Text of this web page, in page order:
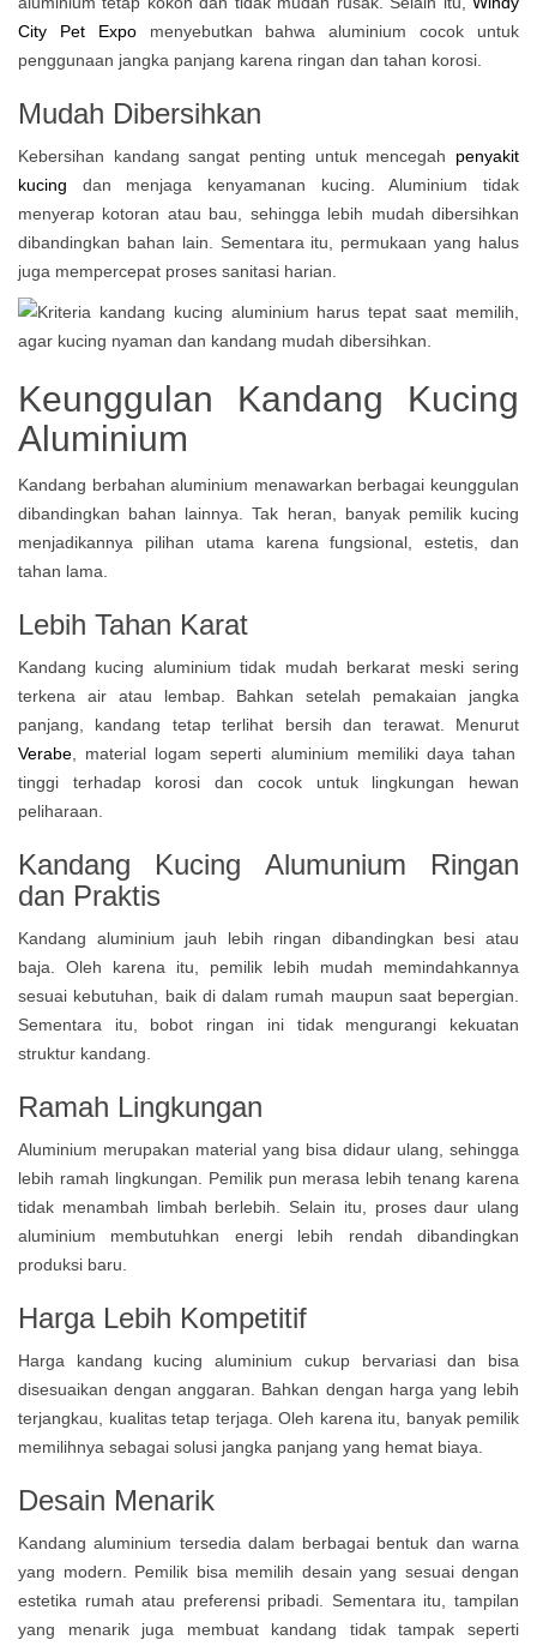
City Pet Expomenyebutkan bahwa aluminium cocok untuk
penggunaan jangka panjang karena ringan dan tahan korosi.
Mudah Dibersihkan
Kebersihan kandang sangat penting untuk mencegah penyakit
kucing dan menjaga kenyamanan kucing. Aluminium tidak
menyerap kotoran atau bau, sehingga lebih mudah dibersihkan
dibandingkan bahan lain. Sementara itu, permukaan yang halus
juga mempercepat proses sanitasi harian.
Keunggulan Kandang Kucing
Aluminium
Kandang berbahan aluminium menawarkan berbagai keunggulan
dibandingkan bahan lainnya. Tak heran, banyak pemilik kucing
menjadikannya pilihan utama karena fungsional, estetis, dan
tahan lama.
Lebih Tahan Karat
Kandang kucing aluminium tidak mudah berkarat meski sering
terkena air atau lembap. Bahkan setelah pemakaian jangka
panjang, kandang tetap terlihat bersih dan terawat. Menurut
Verabe, material logam seperti aluminium memiliki daya tahan
tinggi terhadap korosi dan cocok untuk lingkungan hewan
peliharaan.
Kandang Kucing Alumunium Ringan
dan Praktis
Kandang aluminium jauh lebih ringan dibandingkan besi atau
baja. Oleh karena itu, pemilik lebih mudah memindahkannya
sesuai kebutuhan, baik di dalam rumah maupun saat bepergian.
Sementara itu, bobot ringan ini tidak mengurangi kekuatan
struktur kandang.
Ramah Lingkungan
Aluminium merupakan material yang bisa didaur ulang, sehingga
lebih ramah lingkungan. Pemilik pun merasa lebih tenang karena
tidak menambah limbah berlebih. Selain itu, proses daur ulang
aluminium membutuhkan energi lebih rendah dibandingkan
produksi baru.
Harga Lebih Kompetitif
Harga kandang kucing aluminium cukup bervariasi dan bisa
disesuaikan dengan anggaran. Bahkan dengan harga yang lebih
terjangkau, kualitas tetap terjaga. Oleh karena itu, banyak pemilik
memilihnya sebagai solusi jangka panjang yang hemat biaya.
Desain Menarik
Kandang aluminium tersedia dalam berbagai bentuk dan warna
yang modern. Pemilik bisa memilih desain yang sesuai dengan
estetika rumah atau preferensi pribadi. Sementara itu, tampilan
yang menarik juga membuat kandang tidak tampak seperti